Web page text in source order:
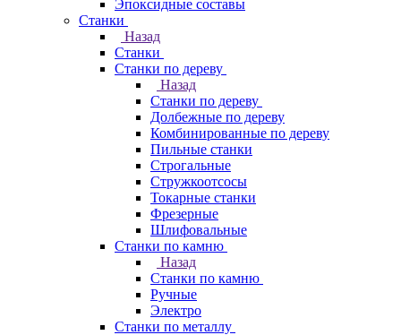
Эпоксидные составы
Станки
Назад
Станки
Станки по дереву
Назад
Станки по дереву
Долбежные по дереву
Комбинированные по дереву
Пильные станки
Строгальные
Стружкоотсосы
Токарные станки
Фрезерные
Шлифовальные
Станки по камню
Назад
Станки по камню
Ручные
Электро
Станки по металлу